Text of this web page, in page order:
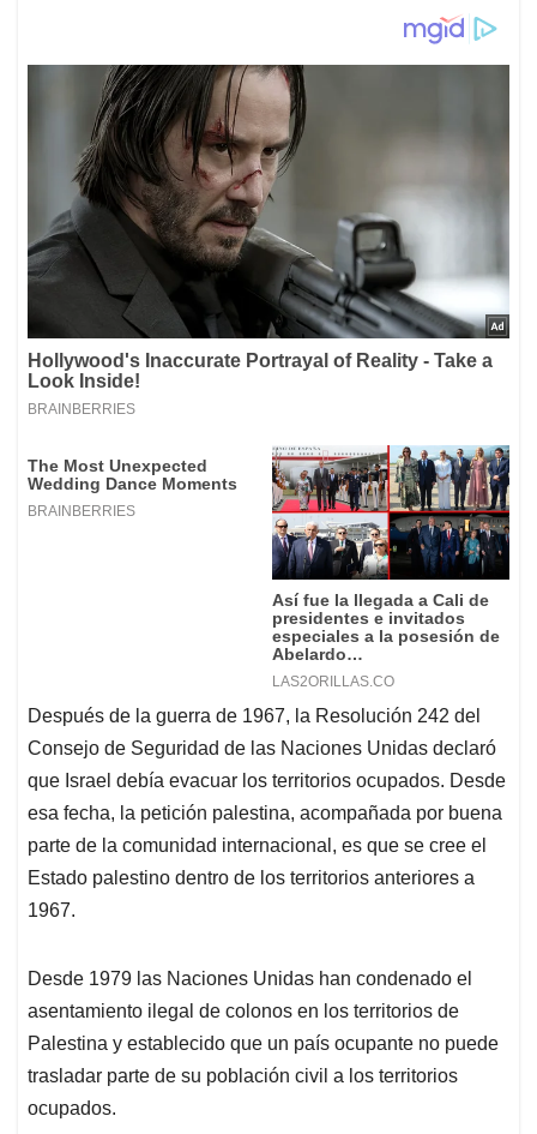
Después de la guerra de 1967, la Resolución 242 del
Consejo de Seguridad de las Naciones Unidas declaró
que Israel debía evacuar los territorios ocupados. Desde
esa fecha, la petición palestina, acompañada por buena
parte de la comunidad internacional, es que se cree el
Estado palestino dentro de los territorios anteriores a
1967.
Desde 1979 las Naciones Unidas han condenado el
asentamiento ilegal de colonos en los territorios de
Palestina y establecido que un país ocupante no puede
trasladar parte de su población civil a los territorios
ocupados.